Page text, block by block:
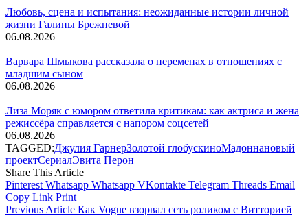
Любовь, сцена и испытания: неожиданные истории личной
жизни Галины Брежневой
06.08.2026
Варвара Шмыкова рассказала о переменах в отношениях с
младшим сыном
06.08.2026
Лиза Моряк с юмором ответила критикам: как актриса и жена
режиссёра справляется с напором соцсетей
06.08.2026
TAGGED:Джулия ГарнерЗолотой глобускиноМадоннановый
проектСериалЭвита Перон
Share This Article
Pinterest Whatsapp Whatsapp VKontakte Telegram Threads Email
Copy Link Print
Previous Article Как Vogue взорвал сеть роликом с Витторией